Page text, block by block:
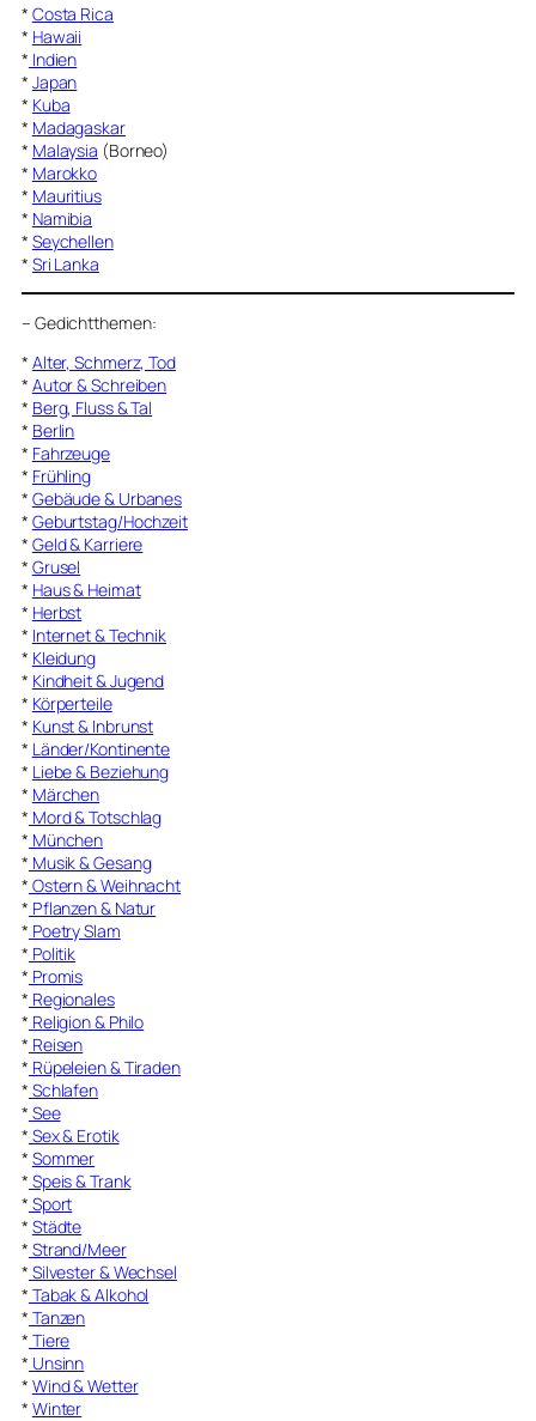
* Costa Rica
* Hawaii
* Indien
* Japan
* Kuba
* Madagaskar
* Malaysia (Borneo)
* Marokko
* Mauritius
* Namibia
* Seychellen
* Sri Lanka
– Gedichtthemen:
* Alter, Schmerz, Tod
* Autor & Schreiben
* Berg, Fluss & Tal
* Berlin
* Fahrzeuge
* Frühling
* Gebäude & Urbanes
* Geburtstag/Hochzeit
* Geld & Karriere
* Grusel
* Haus & Heimat
* Herbst
* Internet & Technik
* Kleidung
* Kindheit & Jugend
* Körperteile
* Kunst & Inbrunst
* Länder/Kontinente
* Liebe & Beziehung
* Märchen
* Mord & Totschlag
* München
* Musik & Gesang
* Ostern & Weihnacht
* Pflanzen & Natur
* Poetry Slam
* Politik
* Promis
* Regionales
* Religion & Philo
* Reisen
* Rüpeleien & Tiraden
* Schlafen
* See
* Sex & Erotik
* Sommer
* Speis & Trank
* Sport
* Städte
* Strand/Meer
* Silvester & Wechsel
* Tabak & Alkohol
* Tanzen
* Tiere
* Unsinn
* Wind & Wetter
* Winter